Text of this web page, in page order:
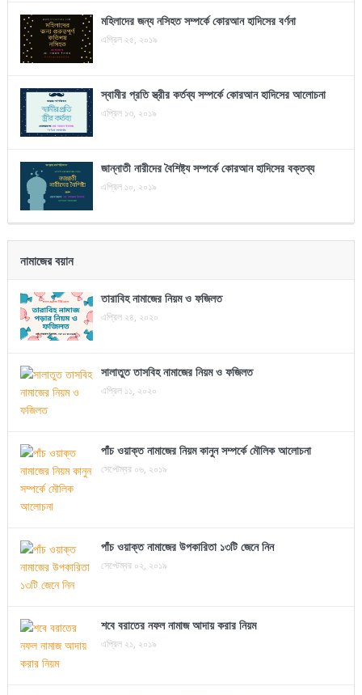
মহিলাদের জন্য নসিহত সম্পর্কে কোরআন হাদিসের বর্ণনা
এপ্রিল ২৫, ২০১৯
স্বামীর প্রতি স্ত্রীর কর্তব্য সম্পর্কে কোরআন হাদিসের আলোচনা
এপ্রিল ১৩, ২০১৯
জান্নাতী নারীদের বৈশিষ্ট্য সম্পর্কে কোরআন হাদিসের বক্তব্য
এপ্রিল ১০, ২০১৯
নামাজের বয়ান
তারাবিহ নামাজের নিয়ম ও ফজিলত
এপ্রিল ২৪, ২০২০
সালাতুত তাসবিহ নামাজের নিয়ম ও ফজিলত
এপ্রিল ১১, ২০২০
পাঁচ ওয়াক্ত নামাজের নিয়ম কানুন সম্পর্কে মৌলিক আলোচনা
সেপ্টেম্বর ০৬, ২০১৯
পাঁচ ওয়াক্ত নামাজের উপকারিতা ১৩টি জেনে নিন
সেপ্টেম্বর ০২, ২০১৯
শবে বরাতের নফল নামাজ আদায় করার নিয়ম
এপ্রিল ২১, ২০১৯